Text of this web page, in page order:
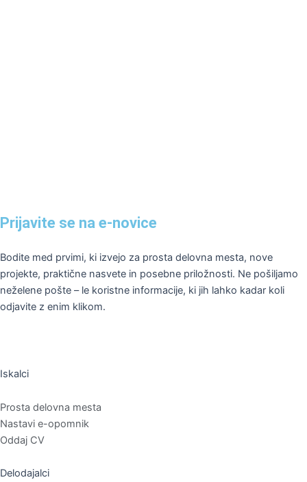
Prijavite se na e-novice
Bodite med prvimi, ki izvejo za prosta delovna mesta, nove
projekte, praktične nasvete in posebne priložnosti. Ne pošiljamo
neželene pošte – le koristne informacije, ki jih lahko kadar koli
odjavite z enim klikom.
Iskalci
Prosta delovna mesta
Nastavi e-opomnik
Oddaj CV
Delodajalci